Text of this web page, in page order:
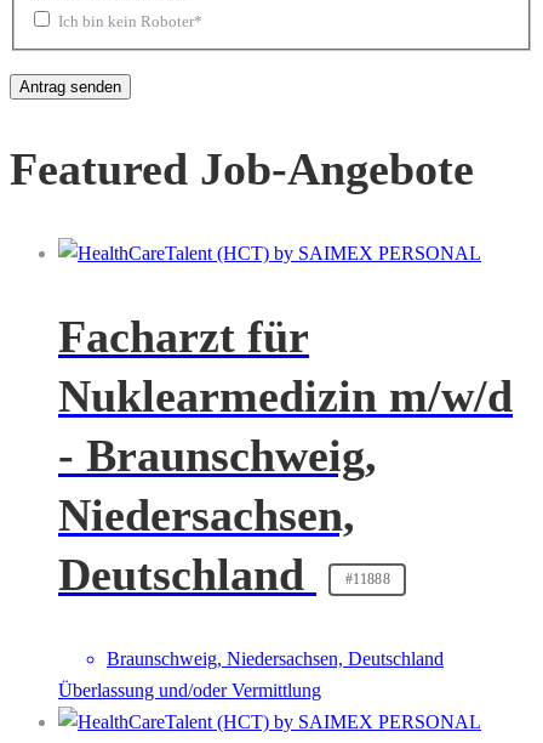
Ich bin kein Roboter*
Featured Job-Angebote
Facharzt für
Nuklearmedizin m/w/d
- Braunschweig,
Niedersachsen,
Deutschland
#11888
Braunschweig, Niedersachsen, Deutschland
Überlassung und/oder Vermittlung